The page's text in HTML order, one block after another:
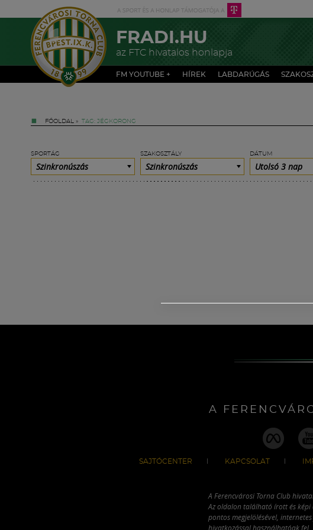
FRADI.HU
az FTC hivatalos honlapja
FM YOUTUBE + HÍREK LABDARÚGÁS
FŐOLDAL » TAG: JÉGKORONG
SPORTÁG
Szinkronúszás
SZAKOSZTÁLY
Szinkronúszás
DÁTUM
Utolsó 3 nap
A
SAJTÓCENTER KAPCSOLAT
A Ferencvárosi Torna Club
Az oldalon található írott és képi
pontos megjelölésével,
hivatkozással használhatóak fel.